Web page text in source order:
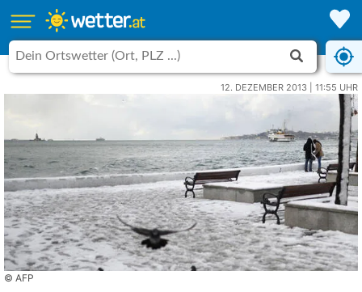
12. DEZEMBER 2013 | 11:55 UHR
© AFP